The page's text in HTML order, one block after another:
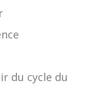
du cycle du